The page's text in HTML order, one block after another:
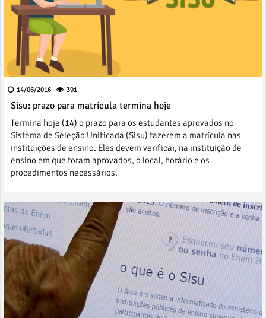
14/06/2016 391
Sisu: prazo para matrícula termina hoje
Termina hoje (14) o prazo para os estudantes aprovados no
Sistema de Seleção Unificada (Sisu) fazerem a matrícula nas
instituições de ensino. Eles devem verificar, na instituição de
ensino em que foram aprovados, o local, horário e os
procedimentos necessários.